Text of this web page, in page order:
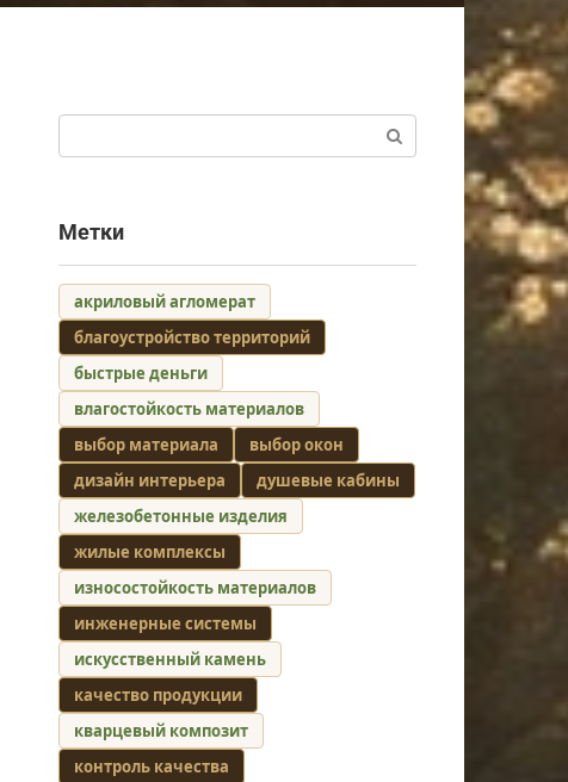
Метки
акриловый агломерат
благоустройство территорий
быстрые деньги
влагостойкость материалов
выбор материала
выбор окон
дизайн интерьера
душевые кабины
железобетонные изделия
жилые комплексы
износостойкость материалов
инженерные системы
искусственный камень
качество продукции
кварцевый композит
контроль качества